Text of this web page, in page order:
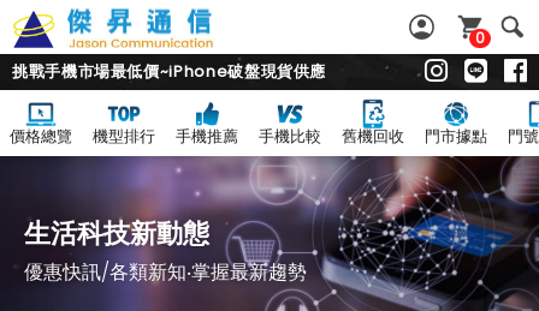
0
挑戰手機市場最低價~iPhone破盤現貨供應
價格總覽 機型排行 手機推薦 手機比較 舊機回收 門市據點 門
生活科技新動態
優惠快訊/各類新知‧掌握最新趨勢